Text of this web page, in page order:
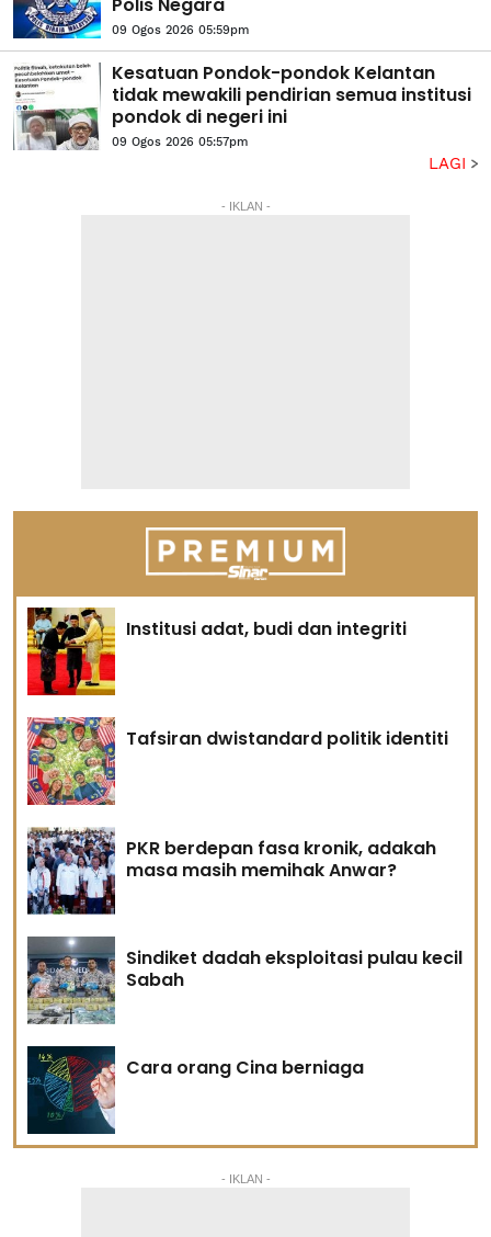
09 Ogos 2026 05:59pm
Kesatuan Pondok-pondok Kelantan
tidak mewakili pendirian semua institusi
pondok di negeri ini
09 Ogos 2026 05:57pm
LAGI
- IKLAN -
Institusi adat, budi dan integriti
Tafsiran dwistandard politik identiti
PKR berdepan fasa kronik, adakah
masa masih memihak Anwar?
Sindiket dadah eksploitasi pulau kecil
Sabah
Cara orang Cina berniaga
- IKLAN -